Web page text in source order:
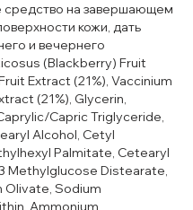
средство на завершающем
кожи, дать
и вечернего
(Blackberry) Fruit
Extract (21%), Vaccinium
(21%), Glycerin,
​Capric Triglyceride,
Alcohol, Cetyl
Palmitate, Cetearyl
Methylglucose Distearate,
Olivate, Sodium
Ammonium